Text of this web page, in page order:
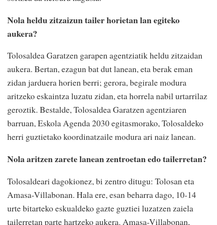
Nola heldu zitzaizun tailer horietan lan egiteko
aukera?
Tolosaldea Garatzen garapen agentziatik heldu zitzaidan
aukera. Bertan, ezagun bat dut lanean, eta berak eman
zidan jarduera horien berri; gerora, begirale modura
aritzeko eskaintza luzatu zidan, eta horrela nabil urtarrilaz
geroztik. Bestalde, Tolosaldea Garatzen agentziaren
barruan, Eskola Agenda 2030 egitasmorako, Tolosaldeko
herri guztietako koordinatzaile modura ari naiz lanean.
Nola aritzen zarete lanean zentroetan edo tailerretan?
Tolosaldeari dagokionez, bi zentro ditugu: Tolosan eta
Amasa-Villabonan. Hala ere, esan beharra dago, 10-14
urte bitarteko eskualdeko gazte guztiei luzatzen zaiela
tailerretan parte hartzeko aukera. Amasa-Villabonan,